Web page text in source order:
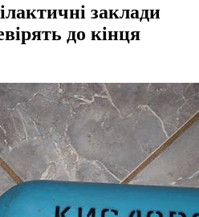
заклади
до кінця